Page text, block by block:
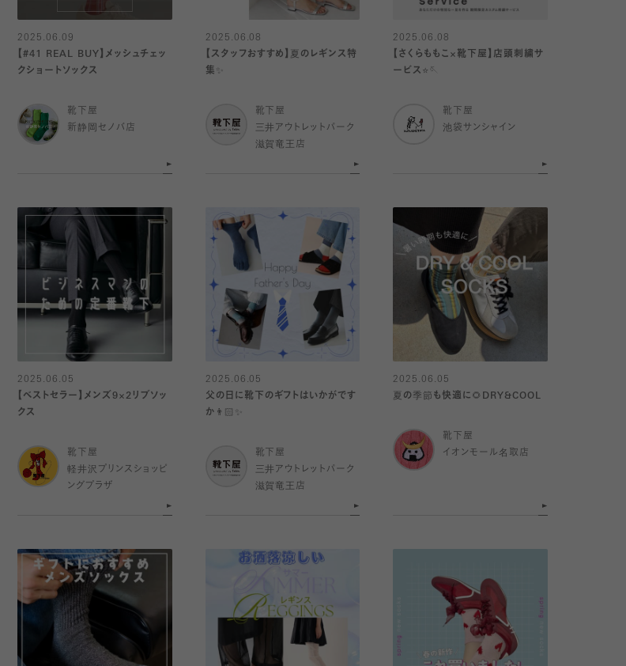
2025.06.09
【#41 REAL BUY】メッシュチェッ
クショートソックス
靴下屋
新静岡セノバ店
2025.06.08
【スタッフおすすめ】夏のレギンス特
集✨
靴下屋
三井アウトレットパーク
滋賀竜王店
2025.06.08
【さくらももこ×靴下屋】店頭刺繍サ
ービス⭐️🪡
靴下屋
池袋サンシャイン
2025.06.05
【ベストセラー】メンズ9×2リブソッ
クス
靴下屋
軽井沢プリンスショッピ
ングプラザ
2025.06.05
父の日に靴下のギフトはいかがです
か👨🏻✨
靴下屋
三井アウトレットパーク
滋賀竜王店
2025.06.05
夏の季節も快適に🌻DRY&COOL
靴下屋
イオンモール名取店